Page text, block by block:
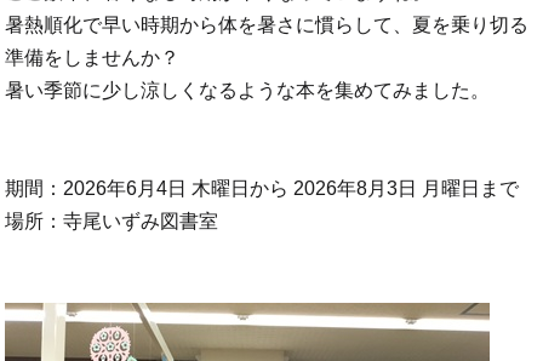
暑熱順化で早い時期から体を暑さに慣らして、夏を乗り切る
準備をしませんか？
暑い季節に少し涼しくなるような本を集めてみました。
期間：2026年6月4日 木曜日から 2026年8月3日 月曜日まで
場所：寺尾いずみ図書室